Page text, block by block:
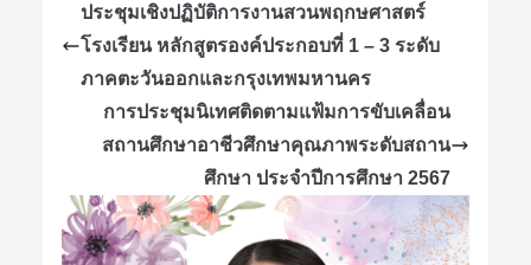
ประชุมเชิงปฏิบัติการงานสวนพฤกษศาสตร์
โรงเรียน หลักสูตรองค์ประกอบที่ 1 – 3 ระดับ
ภาคตะวันออกและกรุงเทพมหานคร
การประชุมนิเทศติดตามแฟ้มการขับเคลื่อน
สถานศึกษาอาชีวศึกษาคุณภาพระดับสถาน
ศึกษา ประจำปีการศึกษา 2567